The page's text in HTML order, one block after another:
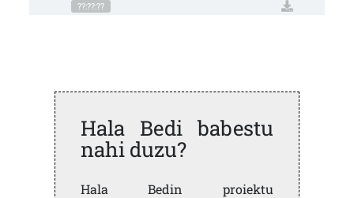
??:??:??
Hala Bedi babestu
nahi duzu?
Hala Bedin proiektu